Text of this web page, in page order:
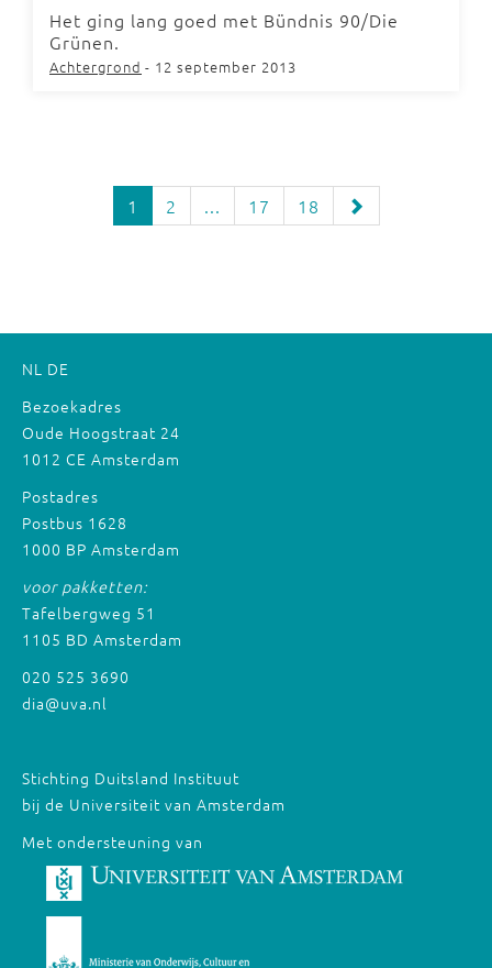
Het ging lang goed met Bündnis 90/Die
Grünen.
Achtergrond - 12 september 2013
1 2 ... 17 18
NL DE
Bezoekadres
Oude Hoogstraat 24
1012 CE Amsterdam
Postadres
Postbus 1628
1000 BP Amsterdam
voor pakketten:
Tafelbergweg 51
1105 BD Amsterdam
020 525 3690
dia@uva.nl
Stichting Duitsland Instituut
bij de Universiteit van Amsterdam
Met ondersteuning van